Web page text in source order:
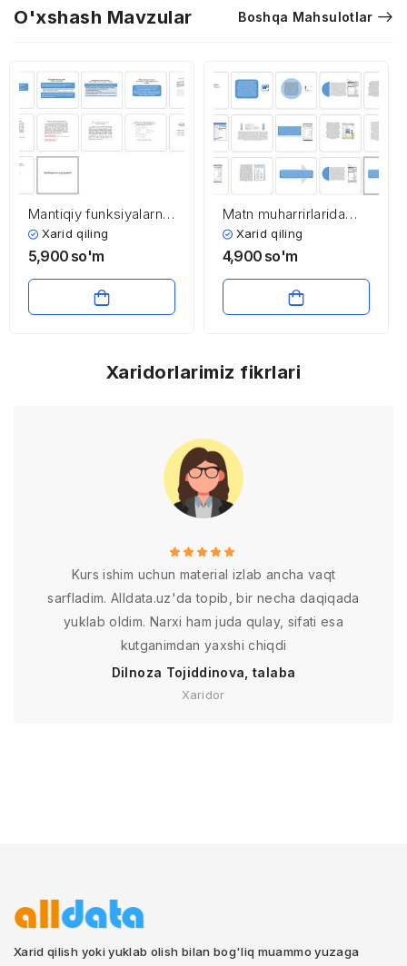
O'xshash Mavzular Boshqa Mahsulotlar
Mantiqiy funksiyalarni
ixchamlashtirish
(minimizatsiyalashtirish)
Xarid qiling
5,900 so'm
Matn muharrirlarida
protsessual hujjatlarni
tahrirlash
Xarid qiling
4,900 so'm
Xaridorlarimiz fikrlari
Kurs ishim uchun material izlab ancha vaqt
sarfladim. Alldata.uz'da topib, bir necha daqiqada
yuklab oldim. Narxi ham juda qulay, sifati esa
kutganimdan yaxshi chiqdi
Dilnoza Tojiddinova, talaba
Xaridor
Xarid qilish yoki yuklab olish bilan bog'liq muammo yuzaga